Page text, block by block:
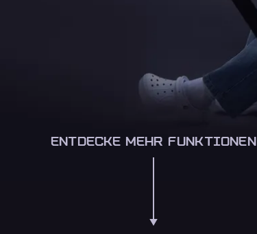
ENTDECKE MEHR FUNKTIONEN